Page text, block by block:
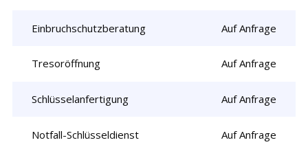
Einbruchschutzberatung Auf Anfrage
Tresoröffnung Auf Anfrage
Schlüsselanfertigung Auf Anfrage
Notfall-Schlüsseldienst Auf Anfrage